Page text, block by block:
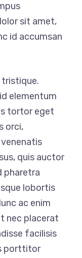
sit amet,
id accumsan
tristique.
elementum
tortor eget
orci,
quis auctor
pharetra
lobortis
ac enim
nec placerat
facilisis
porttitor